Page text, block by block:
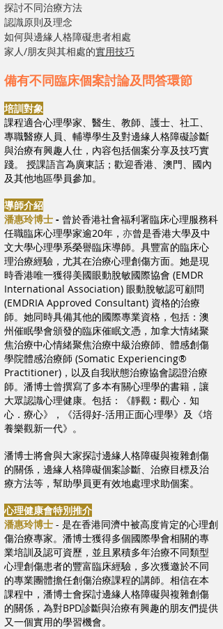
探討不同治療方法
認識原則及理念
如何與邊緣人格障礙患者相處
家人/朋友與其相處的實用技巧
備有不同臨床個案討論及問答環節
培訓對象
課程適合心理學家、醫生、教師、護士、社工、
專職醫療人員、輔導學生及對邊緣人格障礙診斷
與治療有興趣人仕，內容包括個案分享及技巧實
踐。 授課語言為廣東話；歡迎香港、澳門、國內
及其他地區學員參加。
導師介紹
潘惠玲博士 - 曾於香港社會福利署臨床心理服務科
任職臨床心理學家逾20年， 亦曾是香港大學及中
文大學心理學系榮譽臨床導師。具豐富的臨床心
理治療經驗，尤其在治療心理創傷方面。她是現
時香港唯一獲得美國眼動脫敏國際協會 (EMDR
International Association) 眼動脫敏認可顧問
(EMDRIA Approved Consultant) 資格的治療
師。她同時具備其他的國際專業資格，包括：澳
州催眠學會頒發的臨床催眠文憑，加拿大情緒聚
焦治療中心情緒聚焦治療中級治療師、體感創傷
學院體感治療師 (Somatic Experiencing®
Practitioner)，以及自我狀態治療協會認證治療
師。潘博士曾撰寫了多本有關心理學的書籍，讓
大眾認識心理健康。包括：《靜觀︰觀心．知
心．療心》，《活得好-活用正面心理學》及《培
養樂觀新一代》。
潘博士將會與大家探討邊緣人格障礙與複雜創傷
的關係，邊緣人格障礙個案診斷、治療目標及治
療方法等，幫助學員更有效地處理求助個案。
心理健康會特別推介
潘惠玲博士 - 是在香港同濟中被高度肯定的心理創
傷治療專家。潘博士獲得多個國際學會相關的專
業培訓及認可資歷，並且累積多年治療不同類型
心理創傷患者的豐富臨床經驗，多次獲邀於不同
的專業團體擔任創傷治療課程的講師。相信在本
課程中，潘博士會探討邊緣人格障礙與複雜創傷
的關係，為對BPD診斷與治療有興趣的朋友們提供
又一個實用的學習機會。